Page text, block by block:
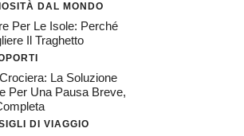
DAL MONDO
Per Le Isole: Perché
Il Traghetto
La Soluzione
Per Una Pausa Breve,
DI VIAGGIO